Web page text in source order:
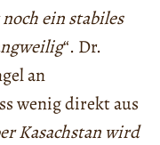
ein stabiles
“. Dr.
an
wenig direkt aus
Kasachstan wird